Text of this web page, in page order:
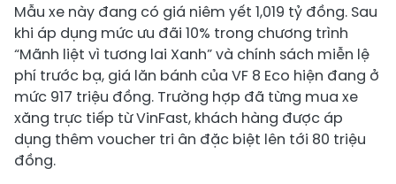
Mẫu xe này đang có giá niêm yết 1,019 tỷ đồng. Sau
khi áp dụng mức ưu đãi 10% trong chương trình
“Mãnh liệt vì tương lai Xanh” và chính sách miễn lệ
phí trước bạ, giá lăn bánh của VF 8 Eco hiện đang ở
mức 917 triệu đồng. Trường hợp đã từng mua xe
xăng trực tiếp từ VinFast, khách hàng được áp
dụng thêm voucher tri ân đặc biệt lên tới 80 triệu
đồng.